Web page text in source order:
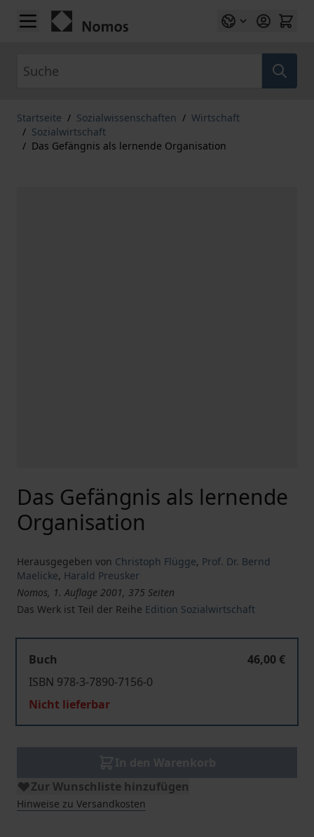
Zum Inhalt springen
Startseite / Sozialwissenschaften / Wirtschaft
/ Sozialwirtschaft
/ Das Gefängnis als lernende Organisation
Das Gefängnis als lernende
Organisation
Herausgegeben von Christoph Flügge, Prof. Dr. Bernd
Maelicke, Harald Preusker
Nomos, 1. Auflage 2001, 375 Seiten
Das Werk ist Teil der Reihe Edition Sozialwirtschaft
Buch
46,00 €
ISBN 978-3-7890-7156-0
Nicht lieferbar
Zur Wunschliste hinzufügen
Hinweise zu Versandkosten